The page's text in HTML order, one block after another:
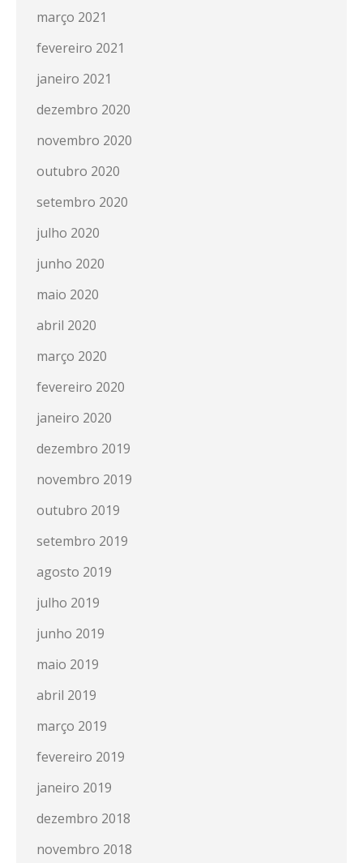
março 2021
fevereiro 2021
janeiro 2021
dezembro 2020
novembro 2020
outubro 2020
setembro 2020
julho 2020
junho 2020
maio 2020
abril 2020
março 2020
fevereiro 2020
janeiro 2020
dezembro 2019
novembro 2019
outubro 2019
setembro 2019
agosto 2019
julho 2019
junho 2019
maio 2019
abril 2019
março 2019
fevereiro 2019
janeiro 2019
dezembro 2018
novembro 2018